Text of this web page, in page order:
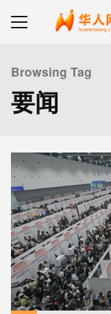
Browsing Tag
要闻